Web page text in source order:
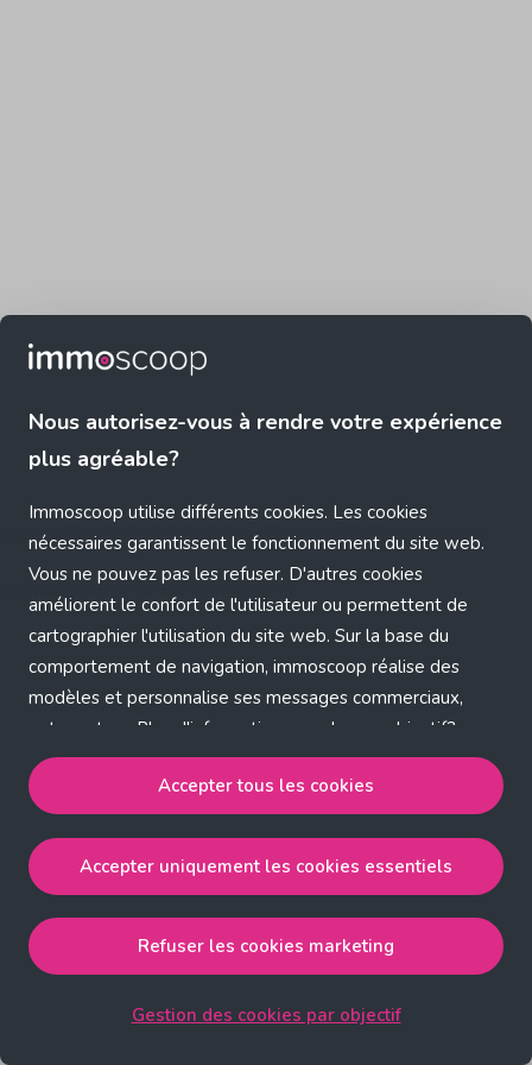
Nous autorisez-vous à rendre votre expérience
plus agréable?
Immoscoop utilise différents cookies. Les cookies
nécessaires garantissent le fonctionnement du site web.
Vous ne pouvez pas les refuser. D'autres cookies
améliorent le confort de l'utilisateur ou permettent de
cartographier l'utilisation du site web. Sur la base du
comportement de navigation, immoscoop réalise des
modèles et personnalise ses messages commerciaux,
entre autres. Plus d'informations sur chaque objectif?
Cliquez sur 'Gestion des cookies par objectif'.
Notre politique de cookies
Accepter tous les cookies
strictement nécessaires, performance, fonctionnalité et
publicité ciblée.
Accepter uniquement les cookies essentielsaccepte
les cookies strictement nécessaires.
Accepter tous les cookies
Accepter uniquement les cookies essentiels
Refuser les cookies marketing
Gestion des cookies par objectif
Application error: a client-side exception has occurred (see the
browser console for more information)